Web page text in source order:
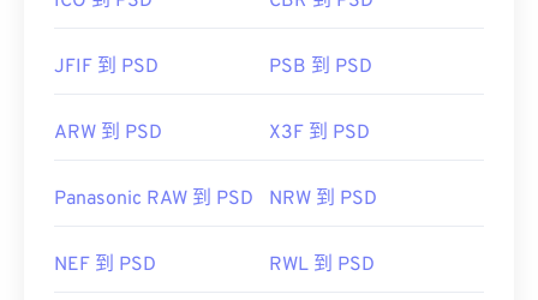
JFIF 到 PSD PSB 到 PSD
ARW 到 PSD X3F 到 PSD
Panasonic RAW 到 PSD NRW 到 PSD
NEF 到 PSD RWL 到 PSD